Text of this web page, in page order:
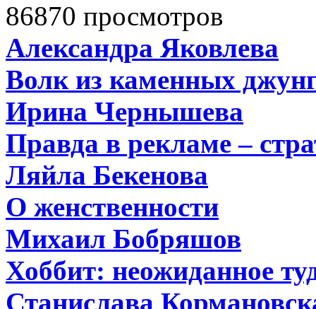
86870 просмотров
Александра Яковлева
Волк из каменных
Ирина Чернышева
Правда в рекламе –
Ляйла Бекенова
О женственности
Михаил Бобряшов
Хоббит: неожиданное
Станислава